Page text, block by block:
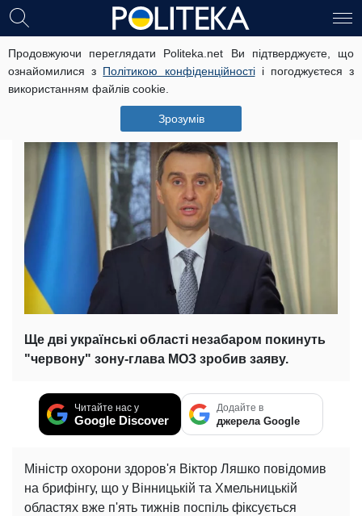
Продовжуючи переглядати Politeka.net Ви підтверджуєте, що
ознайомилися з Політикою конфіденційностіі погоджуєтеся з
використанням файлів cookie.
Зрозумів
Ляшко назвав області, які
незабаром покинуть "червону"
зону: "Ці показники дозволяють..."
Ще дві українські області незабаром покинуть
"червону" зону-глава МОЗ зробив заяву.
Читайте нас у
Google Discover
Додайте в
джерела Google
Міністр охорони здоров'я Віктор Ляшко повідомив
на брифінгу, що у Вінницькій та Хмельницькій
областях вже п'ять тижнів поспіль фіксується